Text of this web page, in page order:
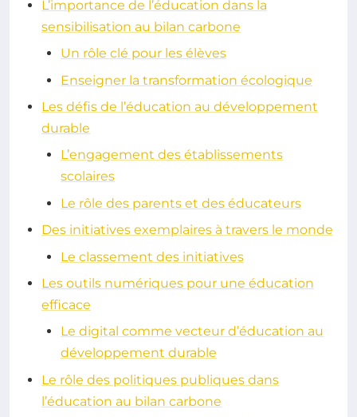
L’importance de l’éducation dans la
sensibilisation au bilan carbone
Un rôle clé pour les élèves
Enseigner la transformation écologique
Les défis de l’éducation au développement
durable
L’engagement des établissements
scolaires
Le rôle des parents et des éducateurs
Des initiatives exemplaires à travers le monde
Le classement des initiatives
Les outils numériques pour une éducation
efficace
Le digital comme vecteur d’éducation au
développement durable
Le rôle des politiques publiques dans
l’éducation au bilan carbone